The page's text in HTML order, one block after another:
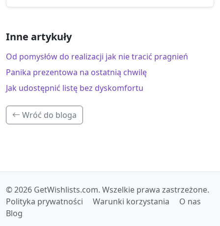
Inne artykuły
Od pomysłów do realizacji jak nie tracić pragnień
Panika prezentowa na ostatnią chwilę
Jak udostępnić listę bez dyskomfortu
Wróć do bloga
© 2026 GetWishlists.com. Wszelkie prawa zastrzeżone.
Polityka prywatności
Warunki korzystania
O nas
Blog